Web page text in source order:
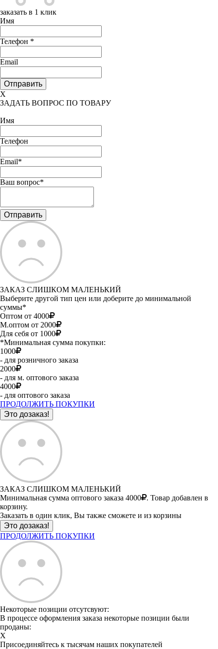
заказать в 1 клик
Имя
Телефон *
Email
X
ЗАДАТЬ ВОПРОС ПО ТОВАРУ
Имя
Телефон
Email*
Ваш вопрос*
ЗАКАЗ СЛИШКОМ МАЛЕНЬКИЙ
Выберите другой тип цен или доберите до минимальной
суммы*
Оптом от 4000
М.оптом от 2000
Для себя от 1000
*Минимальная сумма покупки:
1000
- для розничного заказа
2000
- для м. оптового заказа
4000
- для оптового заказа
ПРОДОЛЖИТЬ ПОКУПКИ
ЗАКАЗ СЛИШКОМ МАЛЕНЬКИЙ
Минимальная сумма оптового заказа 4000
. Товар добавлен в
корзину.
Заказать в один клик, Вы также сможете и из корзины
ПРОДОЛЖИТЬ ПОКУПКИ
Некоторые позиции отсутсвуют:
В процессе оформления заказа некоторые позиции были
проданы:
X
Присоединяйтесь к тысячам наших покупателей